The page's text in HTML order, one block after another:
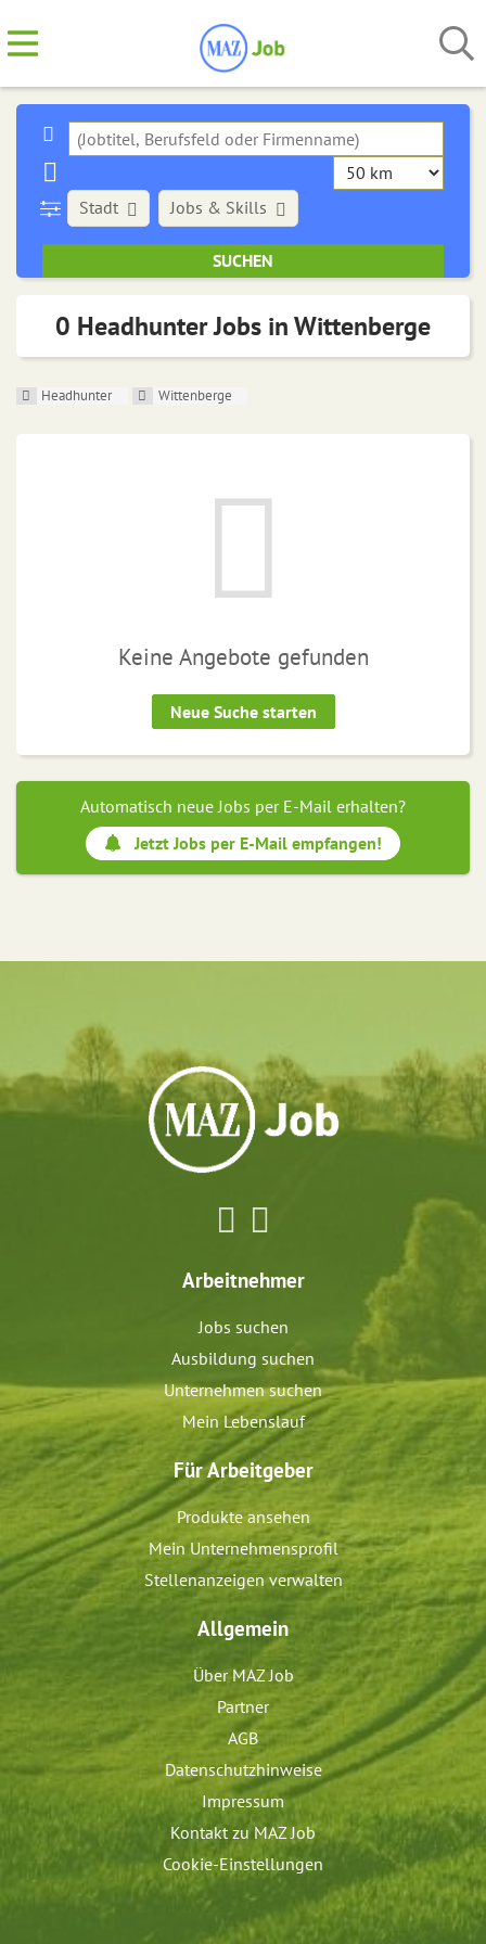
Stadt Jobs & Skills
0 Headhunter Jobs in Wittenberge
Headhunter Wittenberge
Keine Angebote gefunden
Neue Suche starten
Automatisch neue Jobs per E-Mail erhalten?
Jetzt Jobs per E-Mail empfangen!
Arbeitnehmer
Jobs suchen
Ausbildung suchen
Unternehmen suchen
Mein Lebenslauf
Für Arbeitgeber
Produkte ansehen
Mein Unternehmensprofil
Stellenanzeigen verwalten
Allgemein
Über MAZ Job
Partner
AGB
Datenschutzhinweise
Impressum
Kontakt zu MAZ Job
Cookie-Einstellungen